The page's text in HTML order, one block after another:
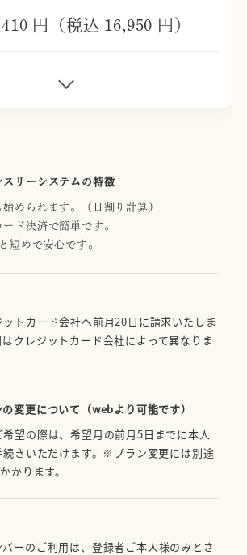
円（税込 16,950 円）
リーシステムの特徴
められます。（日割り計算）
ド決済で簡単です。
短めで安心です。
ットカード会社へ前月20日に請求いたしま
クレジットカード会社によって異なりま
変更について（webより可能です）
希望の際は、希望月の前月5日までに本人
きいただけます。 ※プラン変更には別途
かります。
バーのご利用は、登録者ご本人様のみとさ